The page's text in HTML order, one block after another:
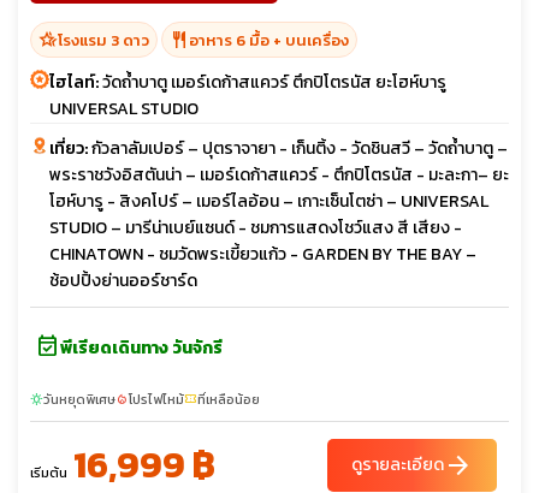
hotel_classโรงแรม 3 ดาว restaurant อาหาร 6 มื้อ + บนเครื่อง
ไฮไลท์:วัดถ้ำบาตู เมอร์เดก้าสแควร์ ตึกปิโตรนัส ยะโฮห์บารู
UNIVERSAL STUDIO
เที่ยว:กัวลาลัมเปอร์ – ปุตราจายา - เก็นติ้ง - วัดชินสวี – วัดถ้ำบาตู –
พระราชวังอิสตันน่า – เมอร์เดก้าสแควร์ - ตึกปิโตรนัส - มะละกา– ยะ
โฮห์บารู - สิงคโปร์ – เมอร์ไลอ้อน – เกาะเซ็นโตซ่า – UNIVERSAL
STUDIO – มารีน่าเบย์แซนด์ - ชมการแสดงโชว์แสง สี เสียง -
CHINATOWN - ชมวัดพระเขี้ยวแก้ว - GARDEN BY THE BAY –
ช้อปปิ้งย่านออร์ชาร์ด
event_availableพีเรียดเดินทาง วันจักรี
sunnyวันหยุดพิเศษlocal_fire_departmentโปรไฟไหม้confirmation_numberที่เหลือน้อย
เริ่มต้น 16,999 ฿ ดูรายละเอียดarrow_forward